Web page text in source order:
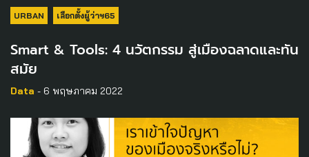
URBAN เลือกตั้งผู้ว่าฯ65
Smart & Tools: 4 นวัตกรรม สู่เมืองฉลาดและทัน
สมัย
Data - 6 พฤษภาคม 2022